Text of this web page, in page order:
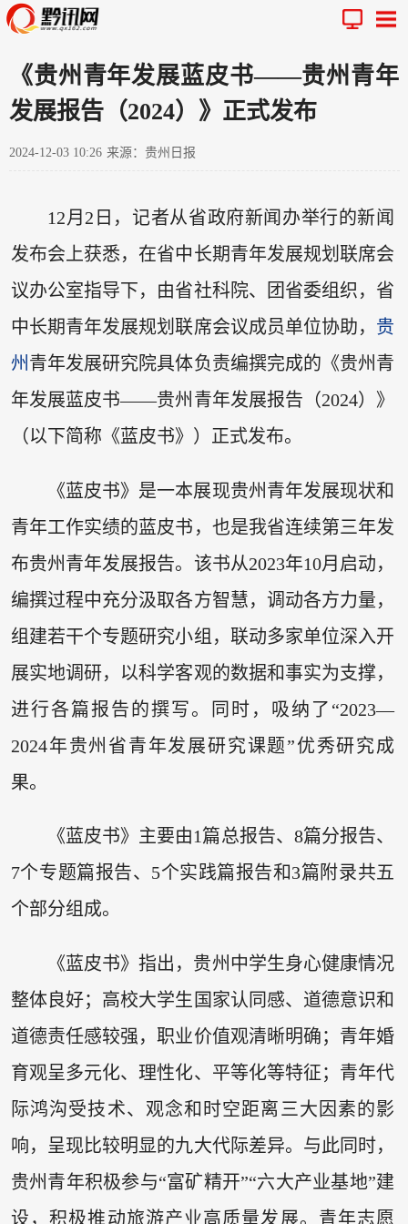
《贵州青年发展蓝皮书——贵州青年
发展报告（2024）》正式发布
2024-12-03 10:26 来源：贵州日报
12月2日，记者从省政府新闻办举行的新闻
发布会上获悉，在省中长期青年发展规划联席会
议办公室指导下，由省社科院、团省委组织，省
中长期青年发展规划联席会议成员单位协助， 贵
州 青年发展研究院具体负责编撰完成的《贵州青
年发展蓝皮书——贵州青年发展报告（2024）》
（以下简称《蓝皮书》）正式发布。
《蓝皮书》是一本展现贵州青年发展现状和
青年工作实绩的蓝皮书，也是我省连续第三年发
布贵州青年发展报告。该书从2023年10月启动，
编撰过程中充分汲取各方智慧，调动各方力量，
组建若干个专题研究小组，联动多家单位深入开
展实地调研，以科学客观的数据和事实为支撑，
进行各篇报告的撰写。同时，吸纳了“2023—
2024年贵州省青年发展研究课题”优秀研究成
果。
《蓝皮书》主要由1篇总报告、8篇分报告、
7个专题篇报告、5个实践篇报告和3篇附录共五
个部分组成。
《蓝皮书》指出，贵州中学生身心健康情况
整体良好；高校大学生国家认同感、道德意识和
道德责任感较强，职业价值观清晰明确；青年婚
育观呈多元化、理性化、平等化等特征；青年代
际鸿沟受技术、观念和时空距离三大因素的影
响，呈现比较明显的九大代际差异。与此同时，
贵州青年积极参与“富矿精开”“六大产业基地”建
设，积极推动旅游产业高质量发展。青年志愿